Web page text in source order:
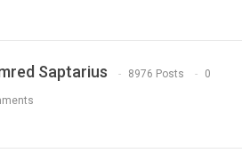
Saptarius 8976 Posts 0